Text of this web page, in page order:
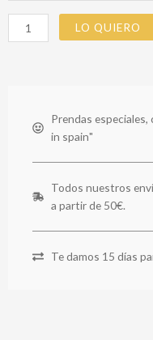
LO QUIERO
Prendas
in spain"
Todos nuestros
a partir de 50€.
Te damos 15 días